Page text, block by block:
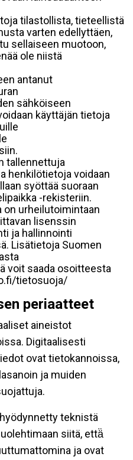
tilastollista, tieteellistä
varten edellyttäen,
sellaiseen muotoon,
ole niistä
antanut
sähköiseen
käyttäjän tietoja
tallennettuja
henkilötietoja voidaan
syöttää suoraan
-rekisteriin.
on urheilutoimintaan
lisenssin
ja hallinnointi
Lisätietoja Suomen
voit saada osoitteesta
tietosuoja/
periaatteet
aineistot
Digitaalisesti
ovat tietokannoissa,
ja muiden
teknistä
siitä, että̈
ja ovat